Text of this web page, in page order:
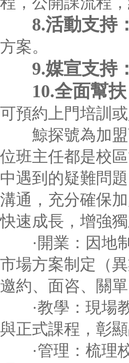
8.活動支持：
方案。
9.媒宣支持：
10.全面幫扶
可預約上門培訓或
鯨探號為加盟
位班主任都是校
中遇到的疑難問
溝通，充分確保
快速成長，增強
·開業：因地制
市場方案制定（
邀約、面咨、關
·教學：現場教
與正式課程，彰顯
·管理：梳理校